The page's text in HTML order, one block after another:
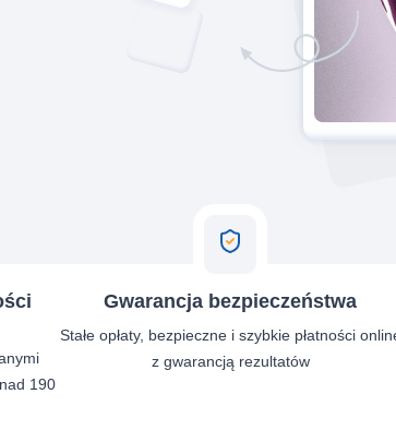
190
Gwarancja bezpieczeństwa
Stałe opłaty, bezpieczne i szybkie płatności
z gwarancją rezultatów